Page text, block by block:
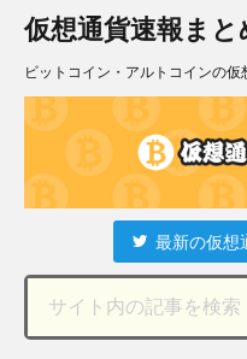
仮想通貨速報まと
ビットコイン・アルトコインの
最新の仮想